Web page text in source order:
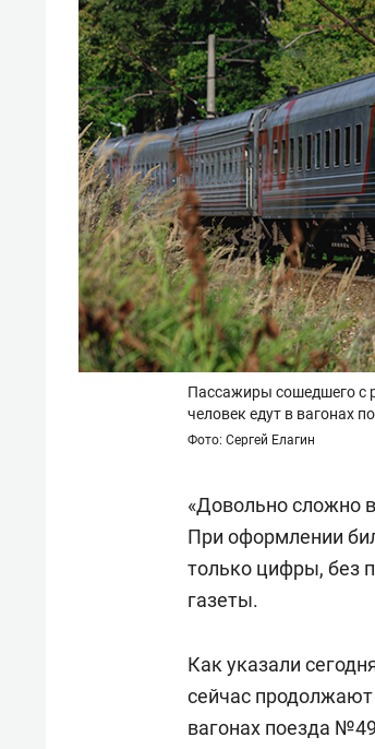
Пассажиры сошедшего с
человек едут в вагонах
Фото: Сергей Елагин
«Довольно сложно
При оформлении
только цифры, без
газеты.
Как указали
сейчас
вагонах поезда